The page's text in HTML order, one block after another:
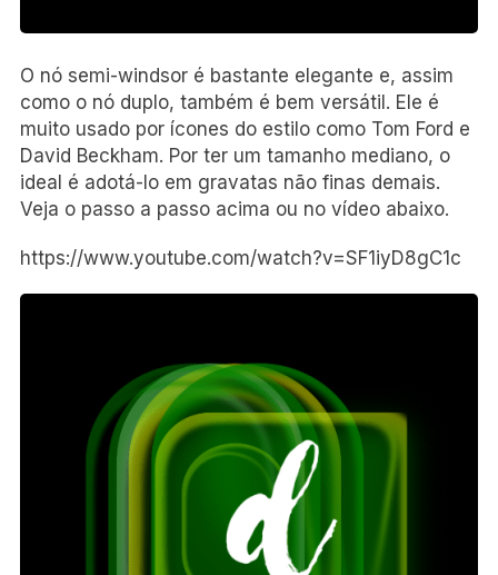
O nó semi-windsor é bastante elegante e, assim
como o nó duplo, também é bem versátil. Ele é
muito usado por ícones do estilo como Tom Ford e
David Beckham. Por ter um tamanho mediano, o
ideal é adotá-lo em gravatas não finas demais.
Veja o passo a passo acima ou no vídeo abaixo.
https://www.youtube.com/watch?v=SF1iyD8gC1c